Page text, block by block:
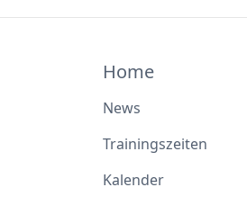
Home
News
Trainingszeiten
Kalender